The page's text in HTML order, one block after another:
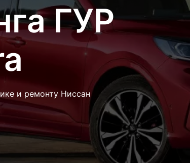
ГУР
и ремонту Ниссан